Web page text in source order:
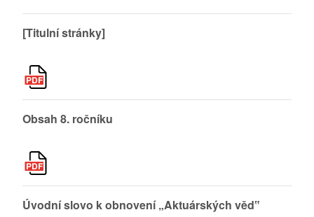
[Titulní stránky]
Obsah 8. ročníku
Úvodní slovo k obnovení „Aktuárských věd‟